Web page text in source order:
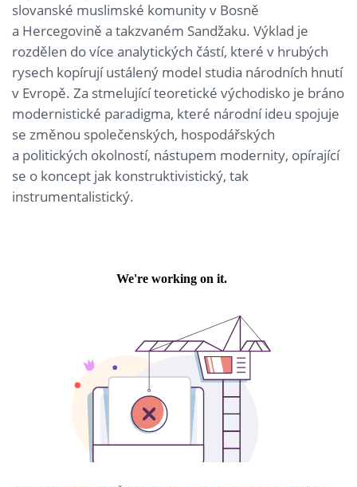
slovanské muslimské komunity v Bosně
a Hercegovině a takzvaném Sandžaku. Výklad je
rozdělen do více analytických částí, které v hrubých
rysech kopírují ustálený model studia národních hnutí
v Evropě. Za stmelující teoretické východisko je bráno
modernistické paradigma, které národní ideu spojuje
se změnou společenských, hospodářských
a politických okolností, nástupem modernity, opírající
se o koncept jak konstruktivistický, tak
instrumentalistický.